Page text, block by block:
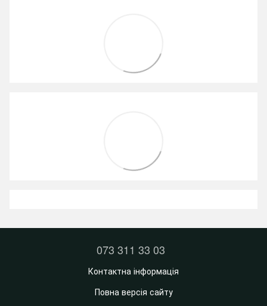
073 311 33 03
Контактна інформація
Повна версія сайту